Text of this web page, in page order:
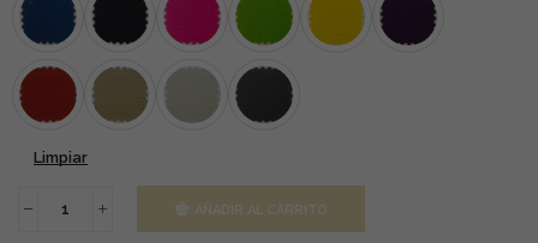
Limpiar
Conjunto
AÑADIR AL CARRITO